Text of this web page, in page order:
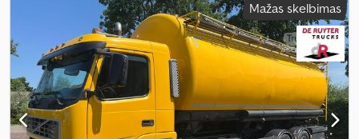
Pasirinkite prekybininko paketąMažas skelbimas